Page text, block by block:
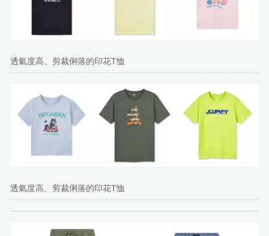
透氣度高、剪裁俐落的印花T恤
透氣度高、剪裁俐落的印花T恤